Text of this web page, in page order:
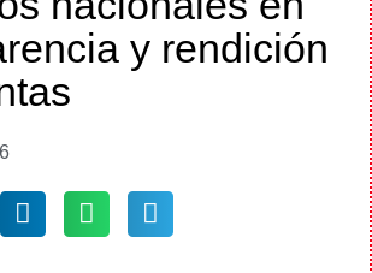
y rendición